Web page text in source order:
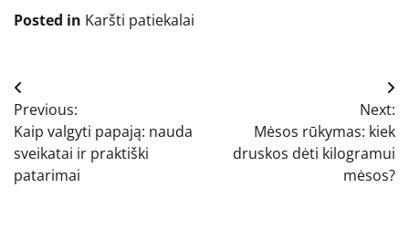
Posted in Karšti patiekalai
Navigacija
tarp
įrašų
Previous:
Kaip valgyti papają: nauda
sveikatai ir praktiški
patarimai
Next:
Mėsos rūkymas: kiek
druskos dėti kilogramui
mėsos?